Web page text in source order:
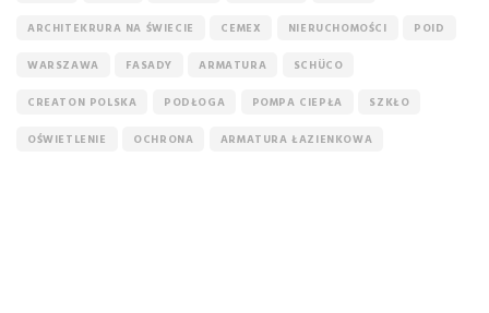
ARCHITEKRURA NA ŚWIECIE CEMEX NIERUCHOMOŚCI POID
WARSZAWA FASADY ARMATURA SCHÜCO
CREATON POLSKA PODŁOGA POMPA CIEPŁA SZKŁO
OŚWIETLENIE OCHRONA ARMATURA ŁAZIENKOWA